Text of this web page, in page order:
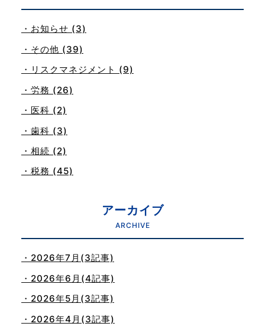
・お知らせ (3)
・その他 (39)
・リスクマネジメント (9)
・労務 (26)
・医科 (2)
・歯科 (3)
・相続 (2)
・税務 (45)
アーカイブ
ARCHIVE
・2026年7月(3記事)
・2026年6月(4記事)
・2026年5月(3記事)
・2026年4月(3記事)